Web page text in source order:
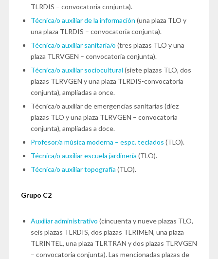
TLRDIS – convocatoria conjunta).
Técnica/o auxiliar de la información (una plaza TLO y
una plaza TLRDIS – convocatoria conjunta).
Técnica/o auxiliar sanitaria/o (tres plazas TLO y una
plaza TLRVGEN – convocatoria conjunta).
Técnica/o auxiliar sociocultural (siete plazas TLO, dos
plazas TLRVGEN y una plaza TLRDIS-convocatoria
conjunta), ampliadas a once.
Técnica/o auxiliar de emergencias sanitarias (diez
plazas TLO y una plaza TLRVGEN – convocatoria
conjunta), ampliadas a doce.
Profesor/a música moderna – espc. teclados (TLO).
Técnica/o auxiliar escuela jardinería (TLO).
Técnica/o auxiliar topografía (TLO).
Grupo C2
Auxiliar administrativo (cincuenta y nueve plazas TLO,
seis plazas TLRDIS, dos plazas TLRIMEN, una plaza
TLRINTEL, una plaza TLRTRAN y dos plazas TLRVGEN
– convocatoria conjunta). Las mencionadas plazas de